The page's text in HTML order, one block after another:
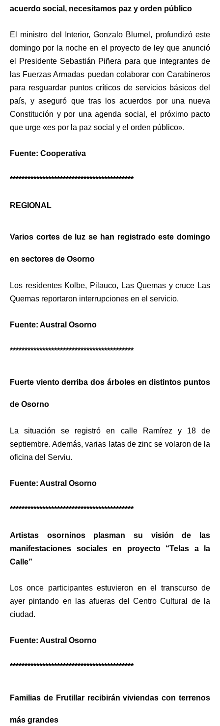
acuerdo social, necesitamos paz y orden público
El ministro del Interior,Gonzalo Blumel , profundizó este
domingo por la noche en el proyecto de ley que anunció
el
Presidente Sebastián Piñera para que integrantes de
las Fuerzas Armadas puedan colaborar con Carabineros
para resguardar puntos críticos de servicios básicos del
país, y aseguró que tras los acuerdos por una nueva
Constitución y por una agenda social , el próximo pacto
que urge «es por la paz social y el orden público».
Fuente: Cooperativa
******************************************
REGIONAL
Varios cortes de luz se han registrado este domingo
en sectores de Osorno
Los residentes Kolbe, Pilauco, Las Quemas y cruce Las
Quemas reportaron interrupciones en el servicio.
Fuente: Austral Osorno
******************************************
Fuerte viento derriba dos árboles en distintos puntos
de Osorno
La situación se registró en calle Ramírez y 18 de
septiembre. Además, varias latas de zinc se volaron de la
oficina del Serviu.
Fuente: Austral Osorno
******************************************
Artistas osorninos plasman su visión de las
manifestaciones sociales en proyecto “Telas a la
Calle”
Los once participantes estuvieron en el transcurso de
ayer pintando en las afueras del Centro Cultural de la
ciudad.
Fuente: Austral Osorno
******************************************
Familias de Frutillar recibirán viviendas con terrenos
más grandes